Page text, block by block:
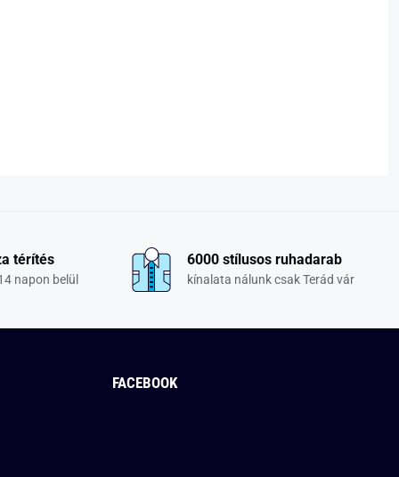
térítés
napon belül
6000 stílusos ruhadarab
kínalata nálunk csak Terád vár
FACEBOOK